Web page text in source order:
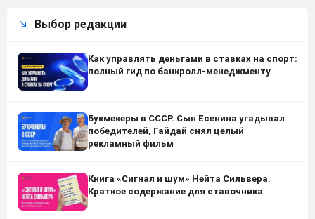
Выбор редакции
Как управлять деньгами в ставках на спорт:
полный гид по банкролл-менеджменту
Букмекеры в СССР. Сын Есенина угадывал
победителей, Гайдай снял целый
рекламный фильм
Книга «Сигнал и шум» Нейта Сильвера.
Краткое содержание для ставочника